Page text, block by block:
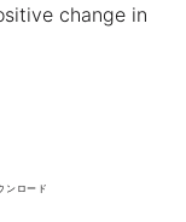
change in
ンロード